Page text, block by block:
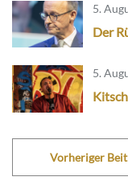
5.
Der
5.
Vorheriger